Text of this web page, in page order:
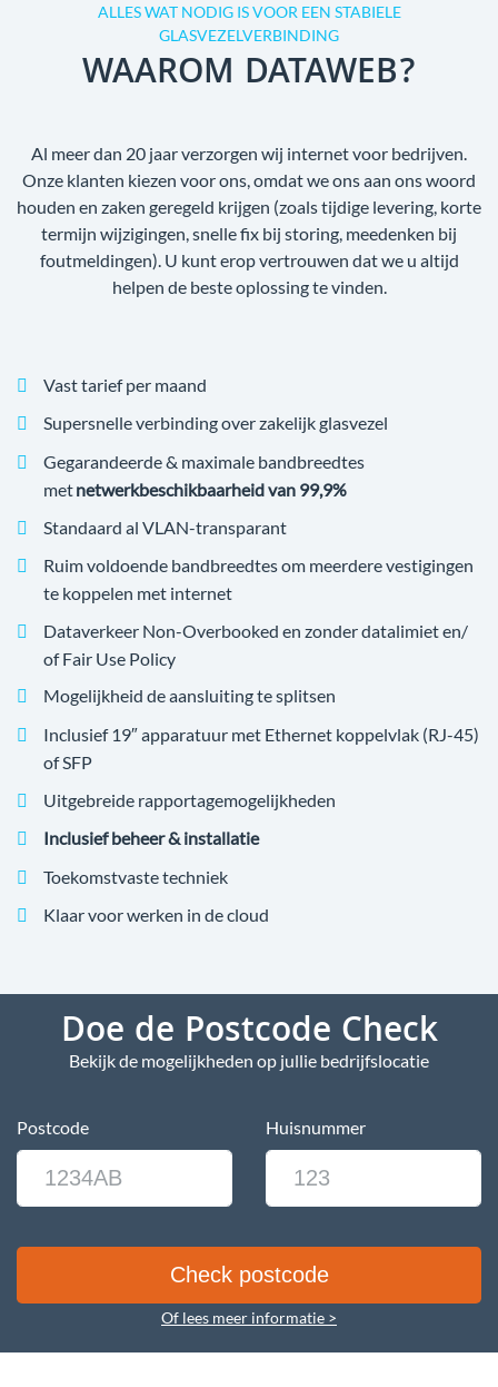
ALLES WAT NODIG IS VOOR EEN STABIELE
GLASVEZELVERBINDING
WAAROM DATAWEB?
Al meer dan 20 jaar verzorgen wij internet voor bedrijven.
Onze klanten kiezen voor ons, omdat we ons aan ons woord
houden en zaken geregeld krijgen (zoals tijdige levering, korte
termijn wijzigingen, snelle fix bij storing, meedenken bij
foutmeldingen). U kunt erop vertrouwen dat we u altijd
helpen de beste oplossing te vinden.
Vast tarief per maand
Supersnelle verbinding over zakelijk glasvezel
Gegarandeerde & maximale bandbreedtes
metnetwerkbeschikbaarheid van 99,9%
Standaard al VLAN-transparant
Ruim voldoende bandbreedtes om meerdere vestigingen
te koppelen met internet
Dataverkeer Non-Overbooked en zonder datalimiet en/
of Fair Use Policy
Mogelijkheid de aansluiting te splitsen
Inclusief 19″ apparatuur met Ethernet koppelvlak (RJ-45)
of SFP
Uitgebreide rapportagemogelijkheden
Inclusief beheer & installatie
Toekomstvaste techniek
Klaar voor werken in de cloud
Doe de Postcode Check
Bekijk de mogelijkheden op jullie bedrijfslocatie
Postcode Huisnummer
Of lees meer informatie >